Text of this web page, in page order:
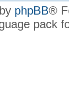
phpBB®
pack